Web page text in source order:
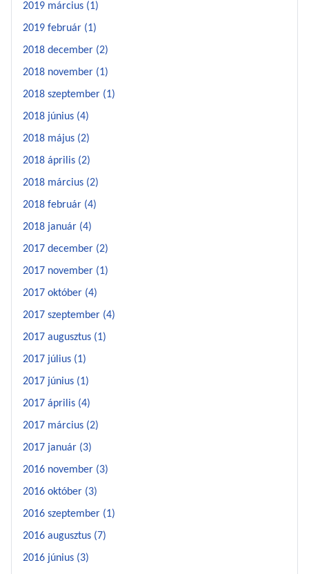
2019 március (1)
2019 február (1)
2018 december (2)
2018 november (1)
2018 szeptember (1)
2018 június (4)
2018 május (2)
2018 április (2)
2018 március (2)
2018 február (4)
2018 január (4)
2017 december (2)
2017 november (1)
2017 október (4)
2017 szeptember (4)
2017 augusztus (1)
2017 július (1)
2017 június (1)
2017 április (4)
2017 március (2)
2017 január (3)
2016 november (3)
2016 október (3)
2016 szeptember (1)
2016 augusztus (7)
2016 június (3)